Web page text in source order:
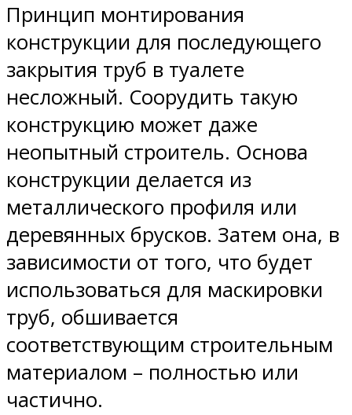
Принцип монтирования
конструкции для последующего
закрытия труб в туалете
несложный. Соорудить такую
конструкцию может даже
неопытный строитель. Основа
конструкции делается из
металлического профиля или
деревянных брусков. Затем она, в
зависимости от того, что будет
использоваться для маскировки
труб, обшивается
соответствующим строительным
материалом – полностью или
частично.